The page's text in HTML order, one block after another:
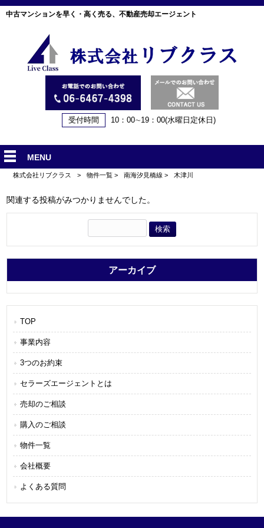
中古マンションを早く・高く売る、不動産売却エージェント
受付時間 10：00∼19：00(水曜日定休日)
MENU
株式会社リブクラス > 物件一覧 > 南海汐見橋線 > 木津川
関連する投稿がみつかりませんでした。
アーカイブ
TOP
事業内容
3つのお約束
セラーズエージェントとは
売却のご相談
購入のご相談
物件一覧
会社概要
よくある質問